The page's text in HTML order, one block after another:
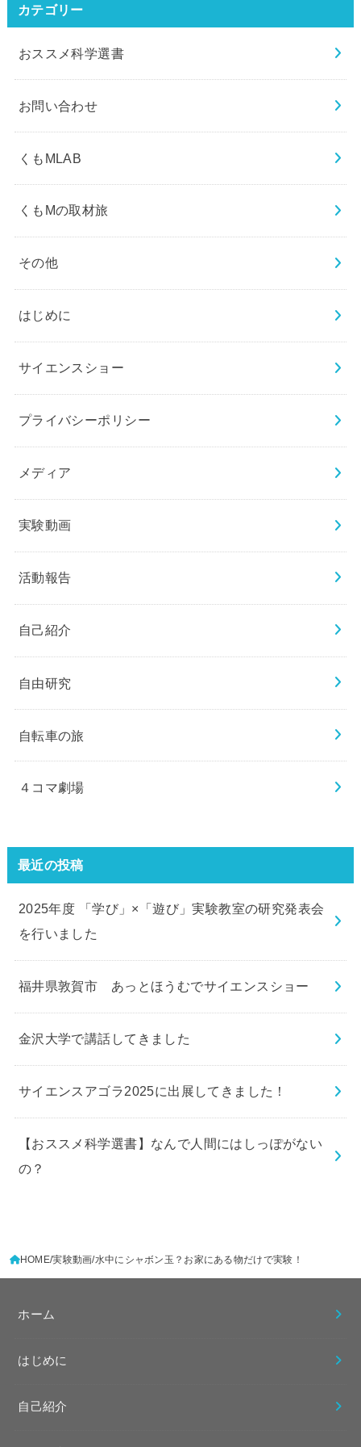
カテゴリー
おススメ科学選書
お問い合わせ
くもMLAB
くもMの取材旅
その他
はじめに
サイエンスショー
プライバシーポリシー
メディア
実験動画
活動報告
自己紹介
自由研究
自転車の旅
４コマ劇場
最近の投稿
2025年度 「学び」×「遊び」実験教室の研究発表会
を行いました
福井県敦賀市 あっとほうむでサイエンスショー
金沢大学で講話してきました
サイエンスアゴラ2025に出展してきました！
【おススメ科学選書】なんで人間にはしっぽがない
の？
HOME 実験動画 水中にシャボン玉？お家にある物だけで実験！
ホーム
はじめに
自己紹介